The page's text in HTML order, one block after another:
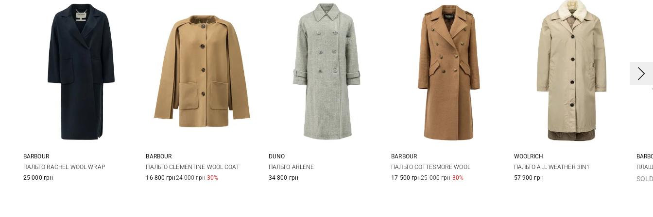
8 10 12
BARBOUR
ПАЛЬТО RACHEL WOOL WRAP
25 000 грн
8 10 12
BARBOUR
ПАЛЬТО CLEMENTINE WOOL COAT
16 800 грн24 000 грн-30%
38 40
DUNO
ПАЛЬТО ARLENE
34 800 грн
8 10 12
BARBOUR
ПАЛЬТО COTTESMORE WOOL
17 500 грн25 000 грн-30%
S M L
WOOLRICH
ПАЛЬТО ALL WEATHER 3IN1
57 900 грн
8
ПЛАЩ